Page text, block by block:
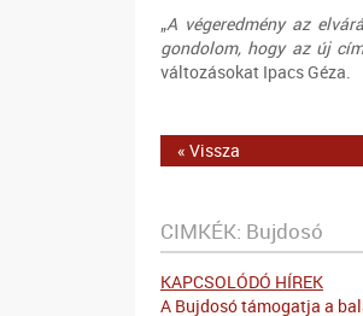
„A végeredmény az
gondolom, hogy az új
változásokat Ipacs Géza.
« Vissza
CIMKÉK: Bujdosó
KAPCSOLÓDÓ HÍREK
A Bujdosó támogatja a